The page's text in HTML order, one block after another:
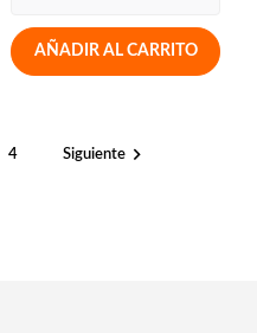
AÑADIR AL CARRITO
4 Siguiente 